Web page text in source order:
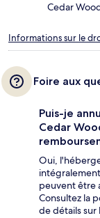
Cedar
Informations sur le
Foire aux
Puis-je
Cedar
Oui,
peuvent être
Consultez la
de détails sur